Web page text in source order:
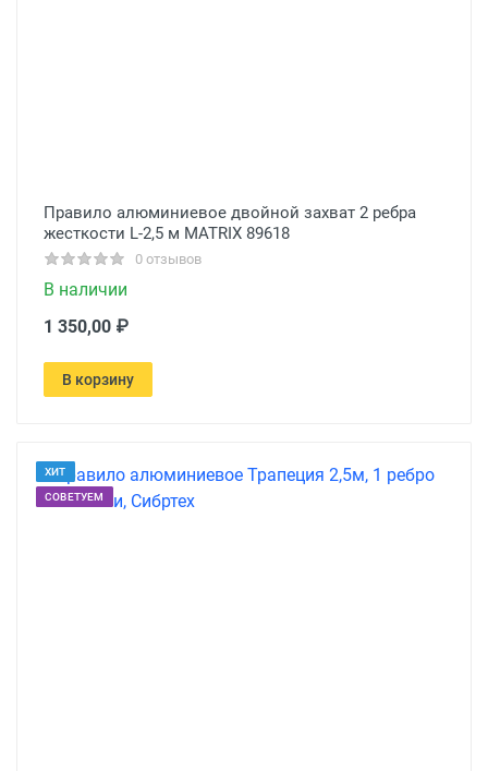
Правило алюминиевое двойной захват 2 ребра
жесткости L-2,5 м MATRIX 89618
0 отзывов
В наличии
1 350,00 ₽
В корзину
ХИТ
СОВЕТУЕМ